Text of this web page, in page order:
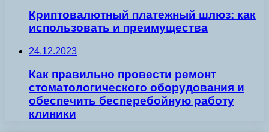
Криптовалютный платежный шлюз: как
использовать и преимущества
24.12.2023
Как правильно провести ремонт
стоматологического оборудования и
обеспечить бесперебойную работу
клиники